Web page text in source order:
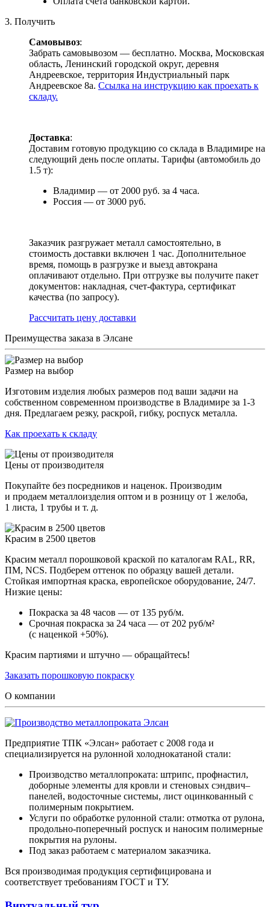
3. Получить
Самовывоз:
Забрать самовывозом — бесплатно. Москва, Московская
область, Ленинский городской округ, деревня
Андреевское, территория Индустриальный парк
Андреевское 8а. Ссылка на инструкцию как проехать к
складу.
Доставка:
Доставим готовую продукцию со склада в Владимире на
следующий день после оплаты. Тарифы (автомобиль до
1.5 т):
Владимир — от 2000 руб. за 4 часа.
Россия — от 3000 руб.
Заказчик разгружает металл самостоятельно, в
стоимость доставки включен 1 час. Дополнительное
время, помощь в разгрузке и выезд автокрана
оплачивают отдельно. При отгрузке вы получите пакет
документов: накладная, счет-фактура, сертификат
качества (по запросу).
Раcсчитать цену доставки
Преимущества заказа в Элсане
Размер на выбор
Изготовим изделия любых размеров под ваши задачи на
собственном современном производстве в Владимире за 1-3
дня. Предлагаем резку, раскрой, гибку, роспуск металла.
Как проехать к складу
Цены от производителя
Покупайте без посредников и наценок. Производим
и продаем металлоизделия оптом и в розницу от 1 желоба,
1 листа, 1 трубы и т. д.
Красим в 2500 цветов
Красим металл порошковой краской по каталогам RAL, RR,
ПМ, NCS. Подберем оттенок по образцу вашей детали.
Стойкая импортная краска, европейское оборудование, 24/7.
Низкие цены:
Покраска за 48 часов — от 135 руб/м.
Срочная покраска за 24 часа — от 202 руб/м²
(с наценкой +50%).
Красим партиями и штучно — обращайтесь!
Заказать порошковую покраску
О компании
Предприятие ТПК «Элсан» работает с 2008 года и
специализируется на рулонной холоднокатаной стали:
Производство металлопроката: штрипс, профнастил,
доборные элементы для кровли и стеновых сэндвич–
панелей, водосточные системы, лист оцинкованный с
полимерным покрытием.
Услуги по обработке рулонной стали: отмотка от рулона,
продольно-поперечный роспуск и наносим полимерные
покрытия на рулоны.
Под заказ работаем с материалом заказчика.
Вся производимая продукция сертифицирована и
соответствует требованиям ГОСТ и ТУ.